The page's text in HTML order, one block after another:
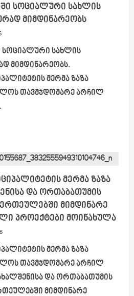
სოციალური სახლის
მიმდინარეობს
სახლის
მიმდინარეობს.
მერმა ზაზა
თავმჯდომარე არჩილ
მერმა ზაზა
და ორთაბათუმის
მიმდინარე
პროექტები მოინახულა
მერმა ზაზა
თავმჯდომარე არჩილ
და ორთაბათუმის
მიმდინარე